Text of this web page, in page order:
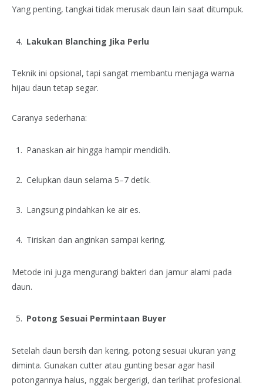
Yang penting, tangkai tidak merusak daun lain saat ditumpuk.
Lakukan Blanching Jika Perlu
Teknik ini opsional, tapi sangat membantu menjaga warna
hijau daun tetap segar.
Caranya sederhana:
Panaskan air hingga hampir mendidih.
Celupkan daun selama 5–7 detik.
Langsung pindahkan ke air es.
Tiriskan dan anginkan sampai kering.
Metode ini juga mengurangi bakteri dan jamur alami pada
daun.
Potong Sesuai Permintaan Buyer
Setelah daun bersih dan kering, potong sesuai ukuran yang
diminta. Gunakan cutter atau gunting besar agar hasil
potongannya halus, nggak bergerigi, dan terlihat profesional.